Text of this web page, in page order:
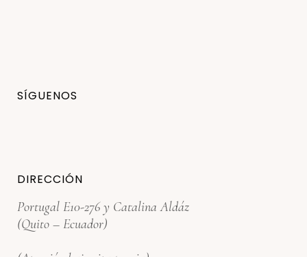
SÍGUENOS
DIRECCIÓN
Portugal E10-276 y Catalina Aldáz
(Quito – Ecuador)